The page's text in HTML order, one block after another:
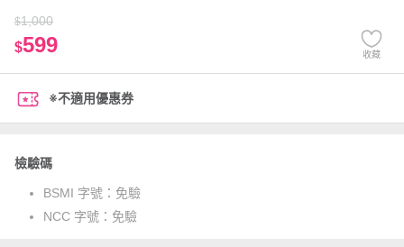
$1,000
$599 收藏
※不適用優惠券
檢驗碼
BSMI 字號： 免驗
NCC 字號： 免驗